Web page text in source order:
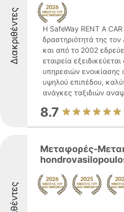
Διακριθέντες
Η SafeWay RENT A
δραστηριότητά της τον
και από το 2002
εταιρεία
υπηρεσιών ενοικίασης
υψηλού επιπέδου,
ανάγκες ταξιδιών
8.7
Μεταφορές-